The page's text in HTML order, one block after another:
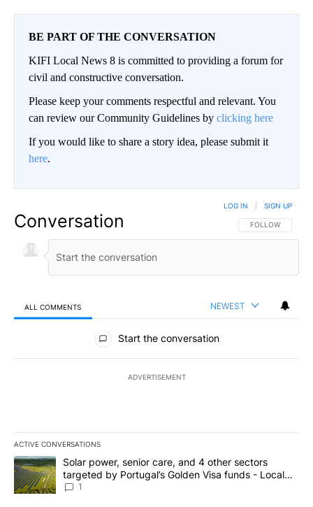
BE PART OF THE CONVERSATION
KIFI Local News 8 is committed to providing a forum for
civil and constructive conversation.
Please keep your comments respectful and relevant. You
can review our Community Guidelines by clicking here
If you would like to share a story idea, please submit it
here.
Conversation FOLLOW THIS
FOLLOW
LOG IN SIGN UP
ALL COMMENTS NEWEST
All Comments
Start the conversation
ADVERTISEMENT
ACTIVE CONVERSATIONS
The following is a list of the most commented articles in the last
A trending article titled "Solar power, senior care, and 4 other
Solar power, senior care, and 4 other sectors
targeted by Portugal’s Golden Visa funds - Local
News 8
1